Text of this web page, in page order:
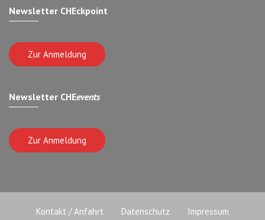
Newsletter CHEckpoint
Zur Anmeldung
Newsletter CHEevents
Zur Anmeldung
Kontakt / Anfahrt Datenschutz Impressum